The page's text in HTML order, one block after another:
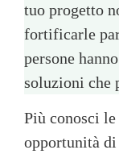
tuo progetto
fortificarle
persone
soluzioni che
Più conosci
opportunità